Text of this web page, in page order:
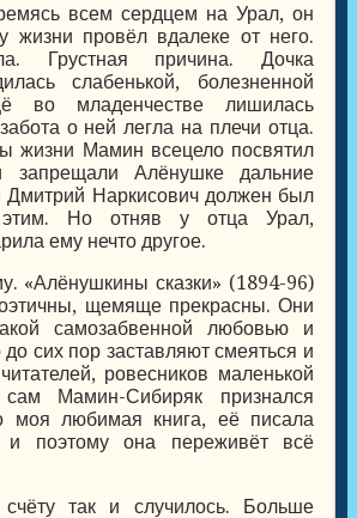
всем сердцем на Урал, он
жизни провёл вдалеке от него.
Грустная причина. Дочка
слабенькой, болезненной
во младенчестве лишилась
о ней легла на плечи отца.
жизни Мамин всецело посвятил
запрещали Алёнушке дальние
Дмитрий Наркисович должен был
этим. Но отняв у отца Урал,
ему нечто другое.
«Алёнушкины сказки» (1894-96)
щемяще прекрасны. Они
самозабвенной любовью и
сих пор заставляют смеяться и
ровесников маленькой
Мамин-Сибиряк признался
моя любимая книга, её писала
поэтому она переживёт всё
так и случилось. Больше